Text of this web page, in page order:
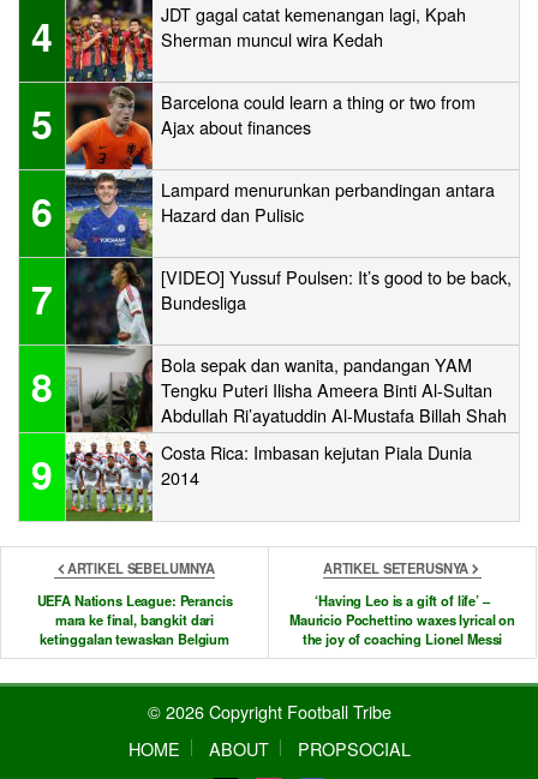
4
JDT gagal catat kemenangan lagi, Kpah
Sherman muncul wira Kedah
5
Barcelona could learn a thing or two from
Ajax about finances
6
Lampard menurunkan perbandingan antara
Hazard dan Pulisic
7
[VIDEO] Yussuf Poulsen: It’s good to be back,
Bundesliga
8
Bola sepak dan wanita, pandangan YAM
Tengku Puteri Ilisha Ameera Binti Al-Sultan
Abdullah Ri’ayatuddin Al-Mustafa Billah Shah
9
Costa Rica: Imbasan kejutan Piala Dunia
2014
ARTIKEL SEBELUMNYA
UEFA Nations League: Perancis
mara ke final, bangkit dari
ketinggalan tewaskan Belgium
ARTIKEL SETERUSNYA
‘Having Leo is a gift of life’ –
Mauricio Pochettino waxes lyrical on
the joy of coaching Lionel Messi
© 2026 Copyright Football Tribe
HOME
ABOUT PROPSOCIAL